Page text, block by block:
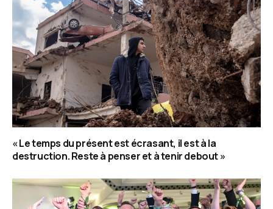
« Le temps du présent est écrasant, il est à la
destruction. Reste à penser et à tenir debout »